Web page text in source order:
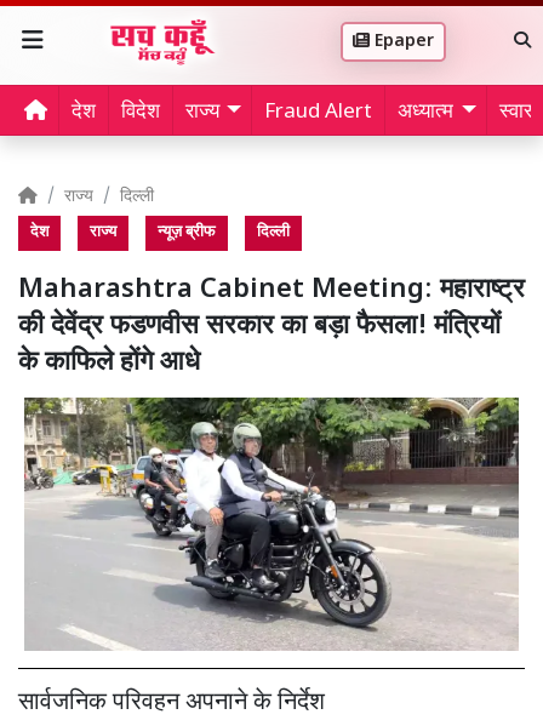
Epaper
देश विदेश राज्य Fraud Alert अध्यात्म
राज्य दिल्ली
देश राज्य न्यूज़ ब्रीफ दिल्ली
Maharashtra Cabinet Meeting: महाराष्ट्र
की देवेंद्र फडणवीस सरकार का बड़ा फैसला! मंत्रियों
के काफिले होंगे आधे
सार्वजनिक परिवहन अपनाने के निर्देश